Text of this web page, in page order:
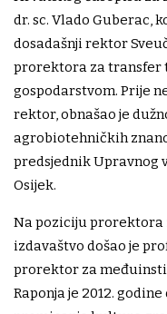
dr. sc. Vlado Guberac,
dosadašnji rektor
prorektora za transfer
gospodarstvom. Prije
rektor, obnašao je
agrobiotehničkih
predsjednik Upravnog
Osijek.
Na poziciju
izdavaštvo došao je
prorektor za
Raponja je 2012.